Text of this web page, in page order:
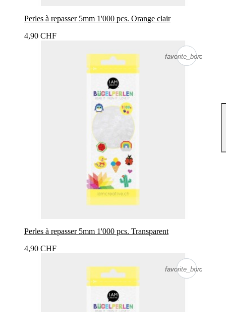
Perles à repasser 5mm 1'000 pcs. Orange clair
4,90 CHF
favorite_border
favorite_border
Perles à repasser 5mm 1'000 pcs. Transparent
4,90 CHF
favorite_border
favorite_border